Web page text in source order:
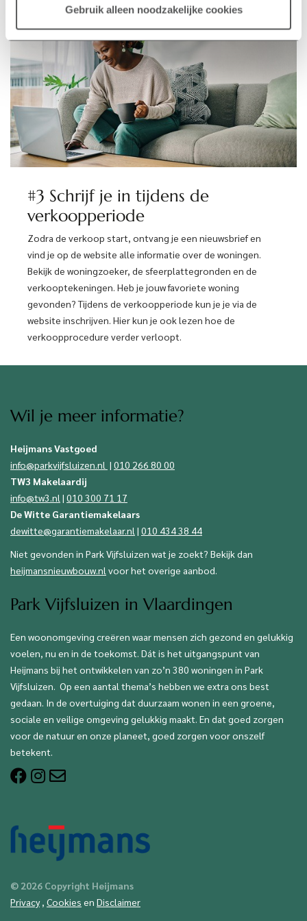
Gebruik alleen noodzakelijke cookies
#3 Schrijf je in tijdens de
verkoopperiode
Zodra de verkoop start, ontvang je een nieuwsbrief en
vind je op de website alle informatie over de woningen.
Bekijk de woningzoeker, de sfeerplattegronden en de
verkooptekeningen. Heb je jouw favoriete woning
gevonden? Tijdens de verkoopperiode kun je je via de
website inschrijven. Hier kun je ook lezen hoe de
verkoopprocedure verder verloopt.
Wil je meer informatie?
Heijmans Vastgoed
info@parkvijfsluizen.nl | 010 266 80 00
TW3 Makelaardij
info@tw3.nl | 010 300 71 17
De Witte Garantiemakelaars
dewitte@garantiemakelaar.nl | 010 434 38 44
Niet gevonden in Park Vijfsluizen wat je zoekt? Bekijk dan
heijmansnieuwbouw.nl voor het overige aanbod.
Park Vijfsluizen in Vlaardingen
Een woonomgeving creëren waar mensen zich gezond en gelukkig
voelen, nu en in de toekomst. Dát is het uitgangspunt van
Heijmans bij het ontwikkelen van zo’n 380 woningen in Park
Vijfsluizen. Op een aantal thema’s hebben we extra ons best
gedaan. In de overtuiging dat duurzaam wonen in een groene,
sociale en veilige omgeving gelukkig maakt. En dat goed zorgen
voor de natuur en onze planeet, goed zorgen voor onszelf
betekent.
© 2026 Copyright Heijmans
Privacy , Cookies en Disclaimer